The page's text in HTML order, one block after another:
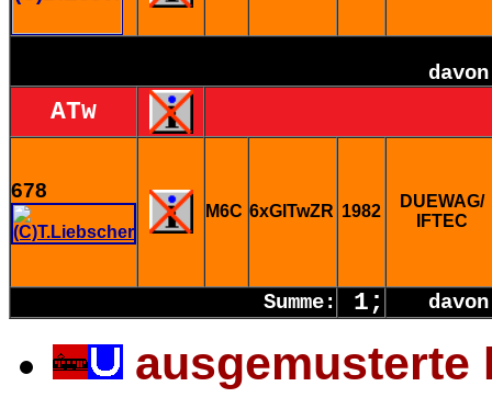
ATw
678
M6C 6xGlTwZR 1982
DUEWAG/
IFTEC
Summe: 1;
ausgemusterte